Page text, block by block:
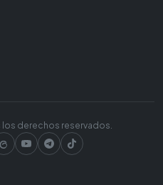
derechos reservados.